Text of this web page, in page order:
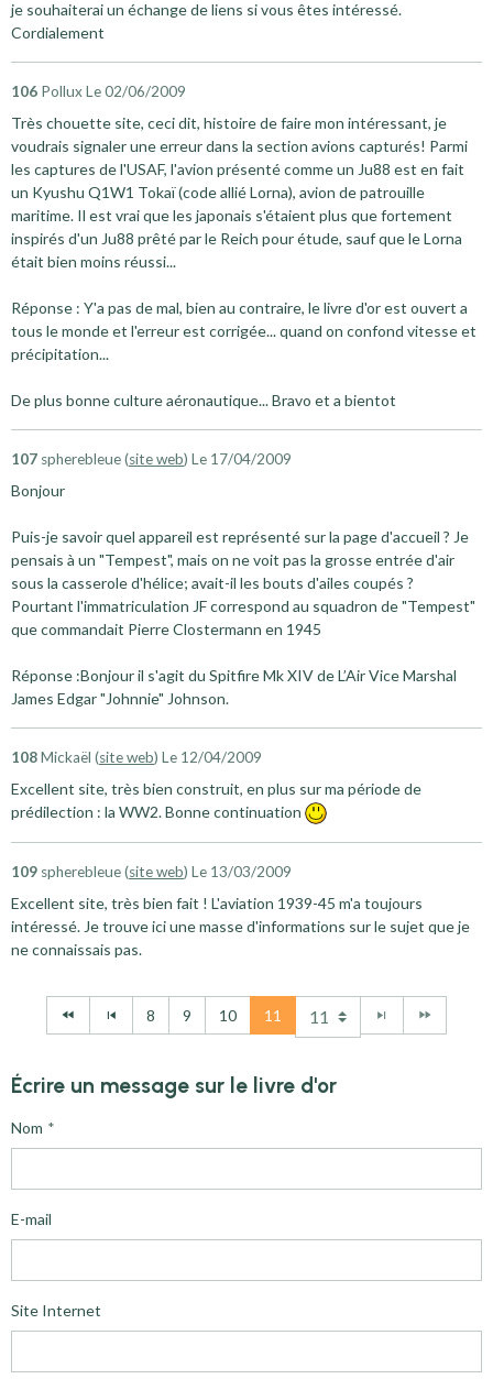
je souhaiterai un échange de liens si vous êtes intéressé.
Cordialement
106 PolluxLe 02/06/2009
Très chouette site, ceci dit, histoire de faire mon intéressant, je
voudrais signaler une erreur dans la section avions capturés! Parmi
les captures de l'USAF, l'avion présenté comme un Ju88 est en fait
un Kyushu Q1W1 Tokaï (code allié Lorna), avion de patrouille
maritime. Il est vrai que les japonais s'étaient plus que fortement
inspirés d'un Ju88 prêté par le Reich pour étude, sauf que le Lorna
était bien moins réussi...
Réponse : Y'a pas de mal, bien au contraire, le livre d'or est ouvert a
tous le monde et l'erreur est corrigée... quand on confond vitesse et
précipitation...
De plus bonne culture aéronautique... Bravo et a bientot
107 spherebleue (site web) Le 17/04/2009
Bonjour
Puis-je savoir quel appareil est représenté sur la page d'accueil ? Je
pensais à un "Tempest", mais on ne voit pas la grosse entrée d'air
sous la casserole d'hélice; avait-il les bouts d'ailes coupés ?
Pourtant l'immatriculation JF correspond au squadron de "Tempest"
que commandait Pierre Clostermann en 1945
Réponse :Bonjour il s'agit du Spitfire Mk XIV de L’Air Vice Marshal
James Edgar "Johnnie" Johnson.
108Mickaël (site web) Le 12/04/2009
Excellent site, très bien construit, en plus sur ma période de
prédilection : la WW2. Bonne continuation
109 spherebleue (site web) Le 13/03/2009
Excellent site, très bien fait ! L'aviation 1939-45 m'a toujours
intéressé. Je trouve ici une masse d'informations sur le sujet que je
ne connaissais pas.
8 9 10 11
Écrire un message sur le livre d'or
Nom
E-mail
Site Internet